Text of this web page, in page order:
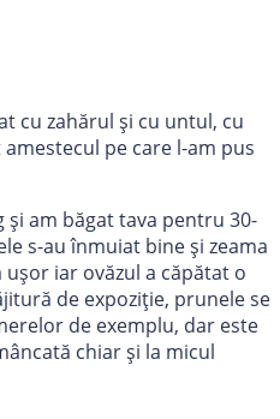
cu zahărul și cu untul, cu
pe care l-am pus
și am băgat tava pentru 30-
s-au înmuiat bine și zeama
iar ovăzul a căpătat o
de expoziție, prunele se
de exemplu, dar este
chiar și la micul